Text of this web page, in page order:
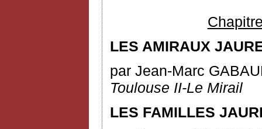
LES AMIRAUX
par Jean-Marc
Toulouse II-Le Mirail
LES FAMILLES